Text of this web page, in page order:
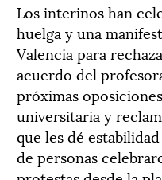
Los interinos han
huelga y una
Valencia para
acuerdo del
próximas
universitaria y
que les dé
de personas